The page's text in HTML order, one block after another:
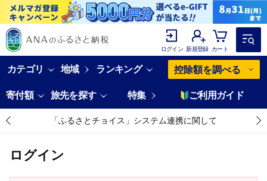
ログイン 新規登録 カート
カテゴリ 地域 ランキング 控除額を調べる
寄付額 旅先を探す 特集 ご利用ガイド
「ふるさとチョイス」システム連携に関して
ログイン